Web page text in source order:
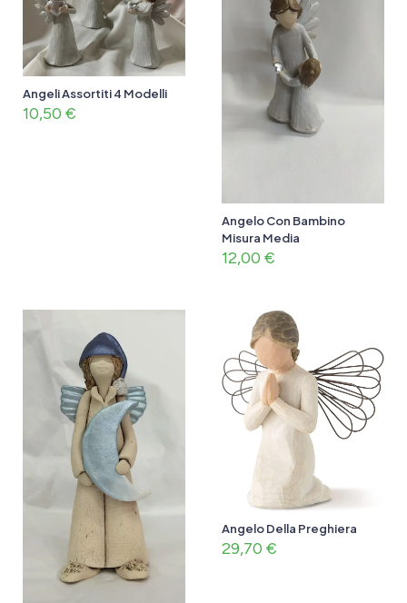
Angeli Assortiti 4 Modelli
10,50 €
Angelo Con Bambino
Misura Media
12,00 €
Angelo Della Preghiera
29,70 €